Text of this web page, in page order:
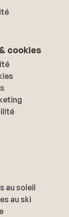
cookies
au soleil
au ski